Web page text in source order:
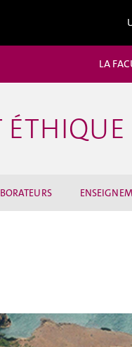
LA